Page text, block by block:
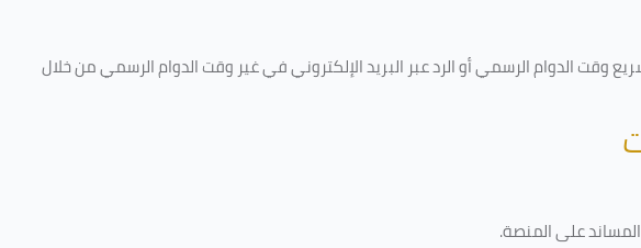
الدوام الرسمي أو الرد عبر البريد الإلكتروني في غير وقت الدوام الرسمي من خلال
على المنصة.